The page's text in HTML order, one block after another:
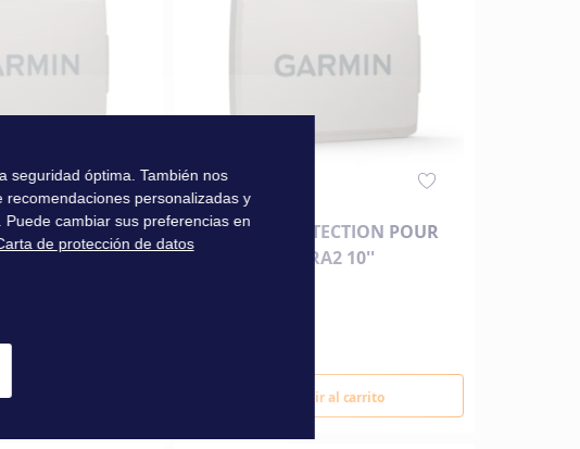
POUR
12''
al carrito
CAPOT DE PROTECTION POUR
ECHOMAP ULTRA2 10''
Añadir al carrito
seguridad óptima. También nos
personalizadas y
cambiar sus preferencias en
de protección de datos